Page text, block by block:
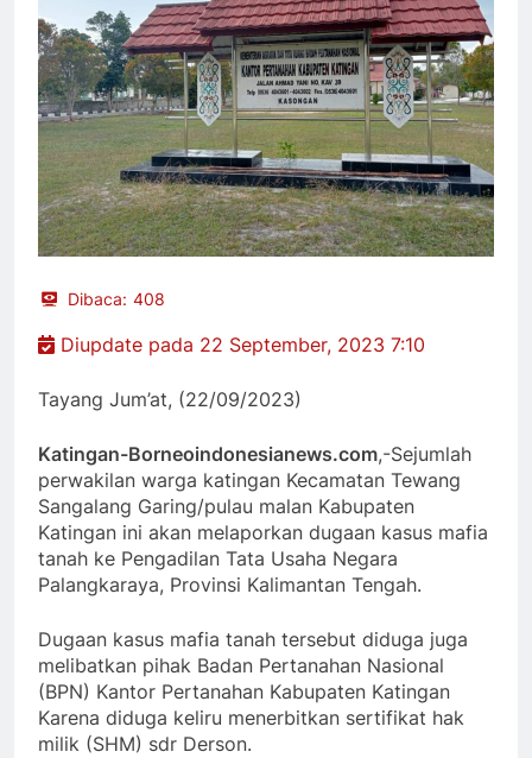
Dibaca: 408
Diupdate pada 22 September, 2023 7:10
Tayang Jum’at, (22/09/2023)
Katingan-Borneoindonesianews.com,-Sejumlah
perwakilan warga katingan Kecamatan Tewang
Sangalang Garing/pulau malan Kabupaten
Katingan ini akan melaporkan dugaan kasus mafia
tanah ke Pengadilan Tata Usaha Negara
Palangkaraya, Provinsi Kalimantan Tengah.
Dugaan kasus mafia tanah tersebut diduga juga
melibatkan pihak Badan Pertanahan Nasional
(BPN) Kantor Pertanahan Kabupaten Katingan
Karena diduga keliru menerbitkan sertifikat hak
milik (SHM) sdr Derson.